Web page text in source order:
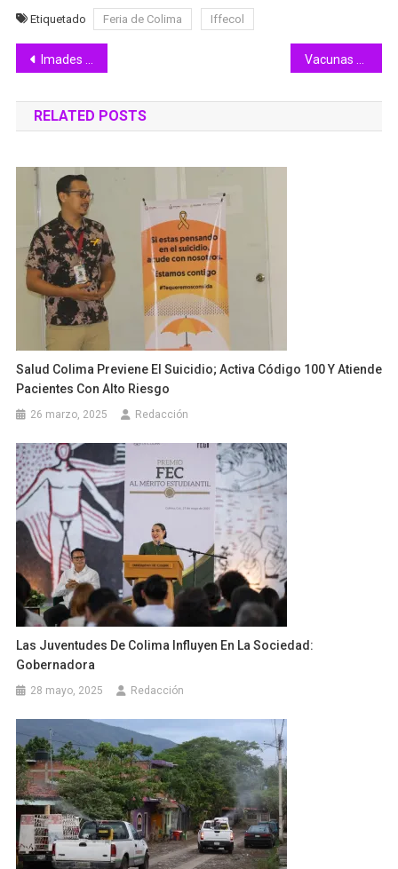
Etiquetado Feria de Colima Iffecol
Navegación
de
entradas
Imades Colima ratifica la NO factibilidad de la planta de amoniaco, en Armería Vacunas protegen contra enfermedades infectocontagiosas: Salud Colima
RELATED POSTS
Salud Colima Previene El Suicidio; Activa Código 100 Y Atiende
Pacientes Con Alto Riesgo
26 marzo, 2025 Redacción
Las Juventudes De Colima Influyen En La Sociedad:
Gobernadora
28 mayo, 2025 Redacción